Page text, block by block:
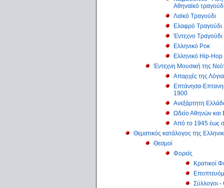
Αθηναϊκό
Λαϊκό Τραγούδι
Ελαφρό Τραγούδι
Έντεχνο Τραγούδι
Ελληνικό Ροκ
Ελληνικό Hip-Hop
Έντεχνη Μουσική της
Απαρχές της
Επτάνησα-
1900
Ανεξάρτητη
Ωδείο Αθηνών και
Από το 1945 έως
Θεματικός κατάλογος της
Θεσμοί
Φορείς
Κρατικοί
Σύλλογοι -